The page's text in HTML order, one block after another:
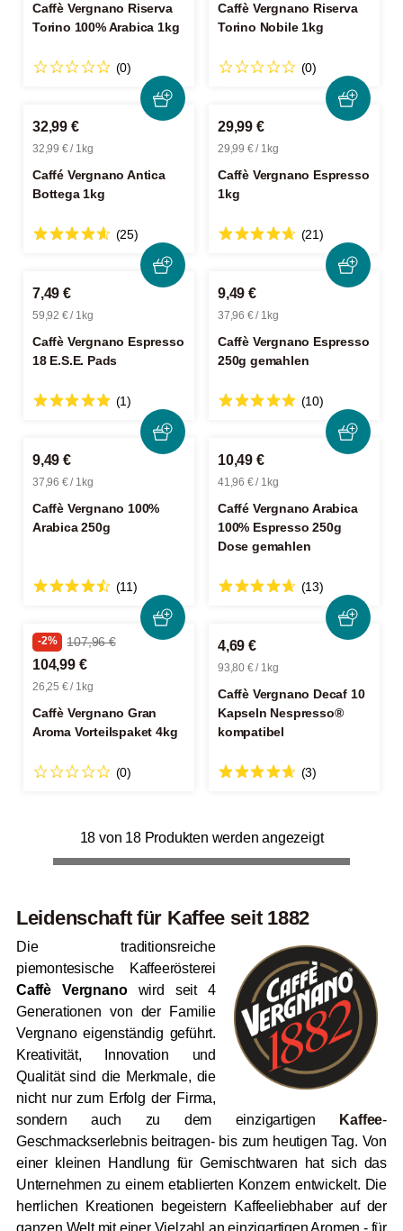
Caffè Vergnano Riserva
Torino 100% Arabica 1kg
(0)
Caffè Vergnano Riserva
Torino Nobile 1kg
(0)
32,99 €
32,99 € / 1kg
Caffé Vergnano Antica
Bottega 1kg
(25)
29,99 €
29,99 € / 1kg
Caffè Vergnano Espresso
1kg
(21)
7,49 €
59,92 € / 1kg
Caffè Vergnano Espresso
18 E.S.E. Pads
(1)
9,49 €
37,96 € / 1kg
Caffè Vergnano Espresso
250g gemahlen
(10)
9,49 €
37,96 € / 1kg
Caffè Vergnano 100%
Arabica 250g
(11)
10,49 €
41,96 € / 1kg
Caffé Vergnano Arabica
100% Espresso 250g
Dose gemahlen
(13)
-2% 107,96 €
104,99 €
26,25 € / 1kg
Caffè Vergnano Gran
Aroma Vorteilspaket 4kg
(0)
4,69 €
93,80 € / 1kg
Caffè Vergnano Decaf 10
Kapseln Nespresso®
kompatibel
(3)
18 von 18 Produkten werden angezeigt
Leidenschaft für Kaffee seit 1882
Die traditionsreiche
piemontesische Kaffeerösterei
Caffè Vergnanowird seit 4
Generationen von der Familie
Vergnano eigenständig geführt.
Kreativität, Innovation und
Qualität sind die Merkmale, die
nicht nur zum Erfolg der Firma,
sondern auch zu dem einzigartigen
Kaffee-
Geschmackserlebnis beitragen- bis zum heutigen Tag. Von
einer kleinen Handlung für Gemischtwaren hat sich das
Unternehmen zu einem etablierten Konzern entwickelt. Die
herrlichen Kreationen begeistern Kaffeeliebhaber auf der